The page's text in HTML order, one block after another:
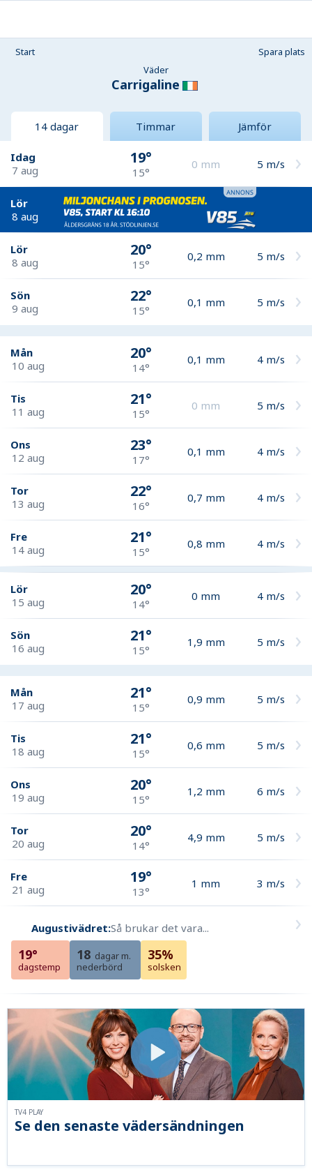
Start
Spara plats
Väder
Carrigaline
14 dagar Timmar Jämför
Idag
7 aug
19°
15°
0 mm 5 m/s
Lör
8 aug
Lör
8 aug
20°
15°
0,2 mm 5 m/s
Sön
9 aug
22°
15°
0,1 mm 5 m/s
Mån
10 aug
20°
14°
0,1 mm 4 m/s
Tis
11 aug
21°
15°
0 mm 5 m/s
Ons
12 aug
23°
17°
0,1 mm 4 m/s
Tor
13 aug
22°
16°
0,7 mm 4 m/s
Fre
14 aug
21°
15°
0,8 mm 4 m/s
Lör
15 aug
20°
14°
0 mm 4 m/s
Sön
16 aug
21°
15°
1,9 mm 5 m/s
Mån
17 aug
21°
15°
0,9 mm 5 m/s
Tis
18 aug
21°
15°
0,6 mm 5 m/s
Ons
19 aug
20°
15°
1,2 mm 6 m/s
Tor
20 aug
20°
14°
4,9 mm 5 m/s
Fre
21 aug
19°
13°
1 mm 3 m/s
Augustivädret:Så brukar det vara...
19°
dagstemp
18 dagar m.
nederbörd
35%
solsken
Se den senaste vädersändningen
TV4 PLAY